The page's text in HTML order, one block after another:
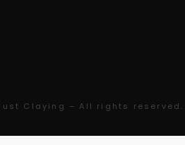
Claying – All rights reserved.